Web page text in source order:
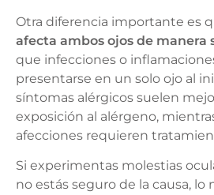
Otra diferencia importante es
afecta ambos ojos de manera
que infecciones o
presentarse en un solo ojo al
síntomas alérgicos suelen
exposición al alérgeno,
afecciones requieren
Si experimentas molestias
no estás seguro de la causa, lo